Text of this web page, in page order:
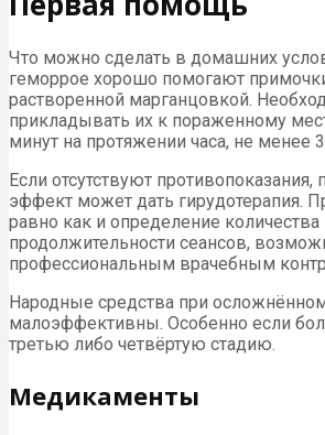
Что можно сделать в домашних
геморрое хорошо помогают
растворенной марганцовкой.
прикладывать их к пораженному
минут на протяжении часа, не менее
Если отсутствуют
эффект может дать гирудотерапия.
равно как и определение количества
продолжительности сеансов,
профессиональным врачебным
Народные средства при
малоэффективны. Особенно если
третью либо четвёртую стадию.
Медикаменты